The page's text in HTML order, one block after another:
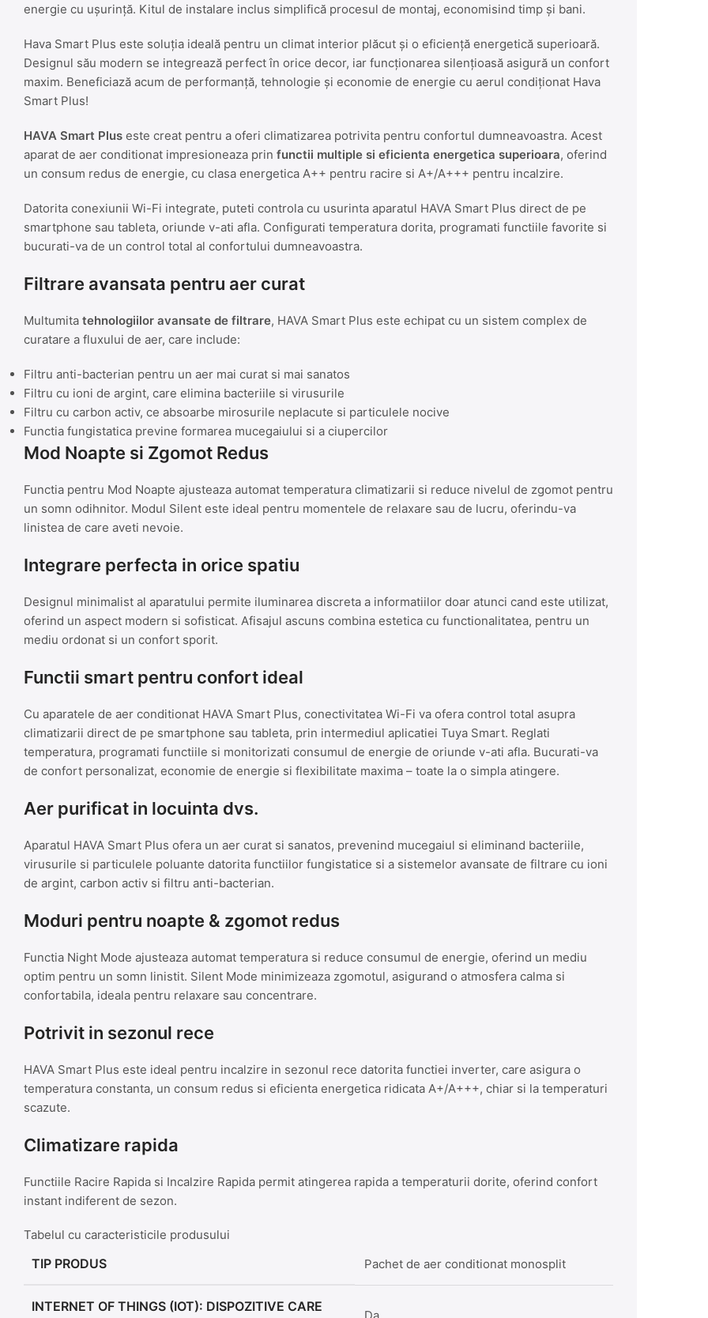
energie cu ușurință. Kitul de instalare inclus simplifică procesul de montaj, economisind timp și bani.
Hava Smart Plus este soluția ideală pentru un climat interior plăcut și o eficiență energetică superioară.
Designul său modern se integrează perfect în orice decor, iar funcționarea silențioasă asigură un confort
maxim. Beneficiază acum de performanță, tehnologie și economie de energie cu aerul condiționat Hava
Smart Plus!
HAVA Smart Plus este creat pentru a oferi climatizarea potrivita pentru confortul dumneavoastra. Acest
aparat de aer conditionat impresioneaza prin functii multiple si eficienta energetica superioara, oferind
un consum redus de energie, cu clasa energetica A++ pentru racire si A+/A+++ pentru incalzire.
Datorita conexiunii Wi-Fi integrate, puteti controla cu usurinta aparatul HAVA Smart Plus direct de pe
smartphone sau tableta, oriunde v-ati afla. Configurati temperatura dorita, programati functiile favorite si
bucurati-va de un control total al confortului dumneavoastra.
Filtrare avansata pentru aer curat
Multumita tehnologiilor avansate de filtrare, HAVA Smart Plus este echipat cu un sistem complex de
curatare a fluxului de aer, care include:
Filtru anti-bacterian pentru un aer mai curat si mai sanatos
Filtru cu ioni de argint, care elimina bacteriile si virusurile
Filtru cu carbon activ, ce absoarbe mirosurile neplacute si particulele nocive
Functia fungistatica previne formarea mucegaiului si a ciupercilor
Mod Noapte si Zgomot Redus
Functia pentru Mod Noapte ajusteaza automat temperatura climatizarii si reduce nivelul de zgomot pentru
un somn odihnitor. Modul Silent este ideal pentru momentele de relaxare sau de lucru, oferindu-va
linistea de care aveti nevoie.
Integrare perfecta in orice spatiu
Designul minimalist al aparatului permite iluminarea discreta a informatiilor doar atunci cand este utilizat,
oferind un aspect modern si sofisticat. Afisajul ascuns combina estetica cu functionalitatea, pentru un
mediu ordonat si un confort sporit.
Functii smart pentru confort ideal
Cu aparatele de aer conditionat HAVA Smart Plus, conectivitatea Wi-Fi va ofera control total asupra
climatizarii direct de pe smartphone sau tableta, prin intermediul aplicatiei Tuya Smart. Reglati
temperatura, programati functiile si monitorizati consumul de energie de oriunde v-ati afla. Bucurati-va
de confort personalizat, economie de energie si flexibilitate maxima – toate la o simpla atingere.
Aer purificat in locuinta dvs.
Aparatul HAVA Smart Plus ofera un aer curat si sanatos, prevenind mucegaiul si eliminand bacteriile,
virusurile si particulele poluante datorita functiilor fungistatice si a sistemelor avansate de filtrare cu ioni
de argint, carbon activ si filtru anti-bacterian.
Moduri pentru noapte & zgomot redus
Functia Night Mode ajusteaza automat temperatura si reduce consumul de energie, oferind un mediu
optim pentru un somn linistit. Silent Mode minimizeaza zgomotul, asigurand o atmosfera calma si
confortabila, ideala pentru relaxare sau concentrare.
Potrivit in sezonul rece
HAVA Smart Plus este ideal pentru incalzire in sezonul rece datorita functiei inverter, care asigura o
temperatura constanta, un consum redus si eficienta energetica ridicata A+/A+++, chiar si la temperaturi
scazute.
Climatizare rapida
Functiile Racire Rapida si Incalzire Rapida permit atingerea rapida a temperaturii dorite, oferind confort
instant indiferent de sezon.
Tabelul cu caracteristicile produsului
TIP PRODUS Pachet de aer conditionat monosplit
INTERNET OF THINGS (IOT): DISPOZITIVE CARE